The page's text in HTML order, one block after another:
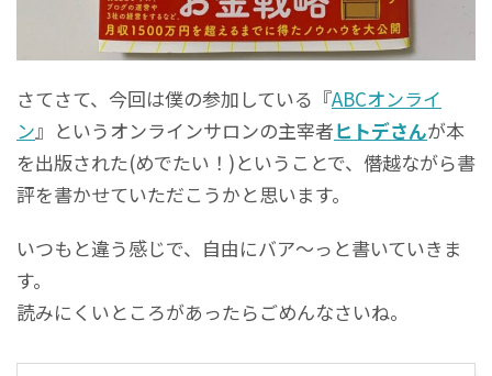
さてさて、今回は僕の参加している『ABCオンライ
ン』というオンラインサロンの主宰者ヒトデさんが本
を出版された(めでたい！)ということで、僭越ながら書
評を書かせていただこうかと思います。
いつもと違う感じで、自由にバア～っと書いていきま
す。
読みにくいところがあったらごめんなさいね。